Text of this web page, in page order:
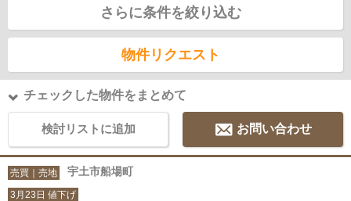
さらに条件を絞り込む
物件リクエスト
チェックした物件をまとめて
検討リストに追加 お問い合わせ
売買｜売地 宇土市船場町
3月23日 値下げ